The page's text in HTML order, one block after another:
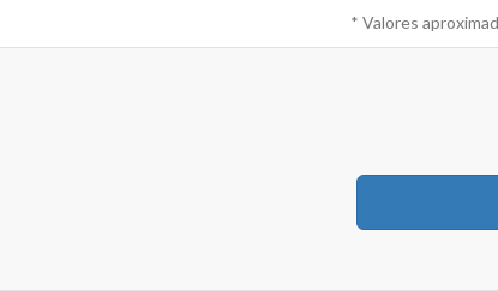
* Valores